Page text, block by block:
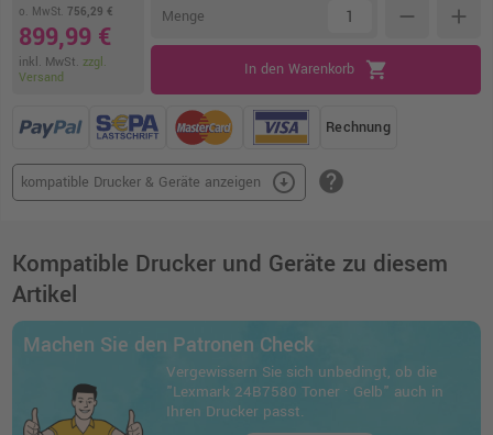
o. MwSt. 756,29 €
899,99 €
inkl. MwSt. zzgl.
Versand
Menge remove add
In den Warenkorb shopping_cart
Rechnung
kompatible Drucker & Geräte anzeigen arrow_circle_down help
Kompatible Drucker und Geräte zu diesem
Artikel
Machen Sie den Patronen Check
Vergewissern Sie sich unbedingt, ob die
"Lexmark 24B7580 Toner · Gelb" auch in
Ihren Drucker passt.